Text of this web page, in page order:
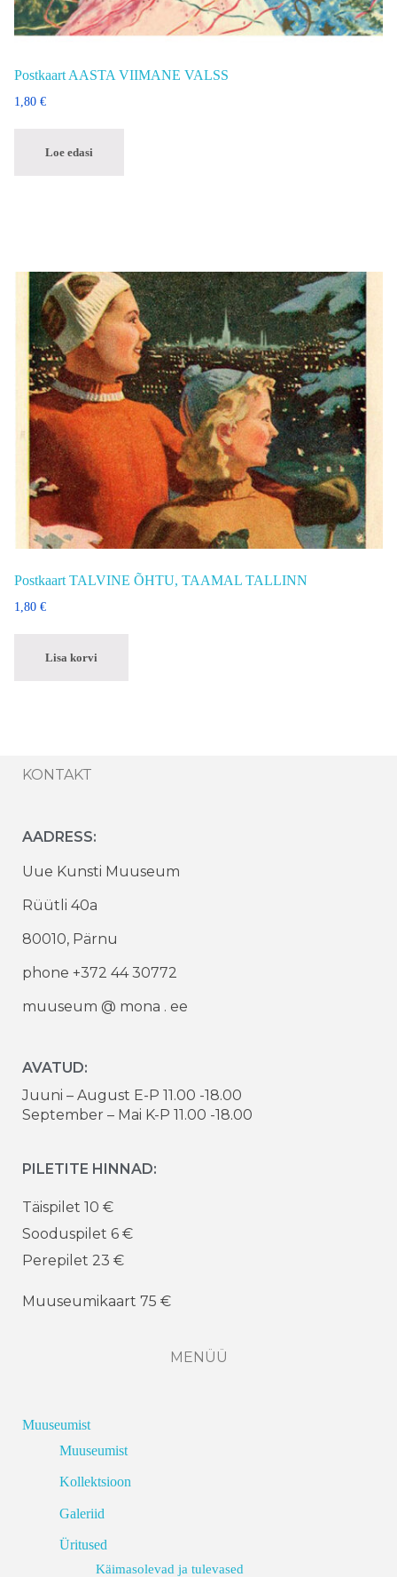
Postkaart AASTA VIIMANE VALSS
1,80 €
Loe edasi
Postkaart TALVINE ÕHTU, TAAMAL TALLINN
1,80 €
Lisa korvi
KONTAKT
AADRESS:
Uue Kunsti Muuseum
Rüütli 40a
80010, Pärnu
phone +372 44 30772
muuseum @ mona . ee
AVATUD:
Juuni – August E-P 11.00 -18.00
September – Mai K-P 11.00 -18.00
PILETITE HINNAD:
Täispilet 10 €
Sooduspilet 6 €
Perepilet 23 €
Muuseumikaart 75 €
MENÜÜ
Muuseumist
Muuseumist
Kollektsioon
Galeriid
Üritused
Käimasolevad ja tulevased